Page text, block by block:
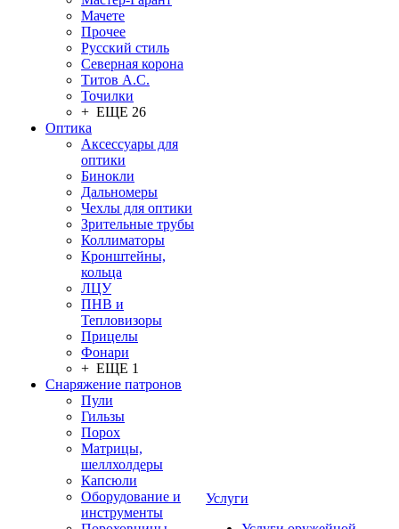
Мачете
Прочее
Русский стиль
Северная корона
Титов А.С.
Точилки
+ ЕЩЕ 26
Оптика
Аксессуары для
оптики
Бинокли
Дальномеры
Чехлы для оптики
Зрительные трубы
Коллиматоры
Кронштейны,
кольца
ЛЦУ
ПНВ и
Тепловизоры
Прицелы
Фонари
+ ЕЩЕ 1
Снаряжение патронов
Пули
Гильзы
Порох
Матрицы,
шеллхолдеры
Капсюли
Оборудование и
инструменты
Услуги